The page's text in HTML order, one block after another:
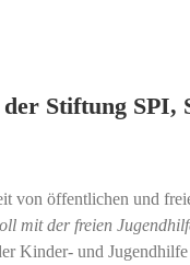
Stiftung SPI,
von öffentlichen und
mit der freien
Kinder- und